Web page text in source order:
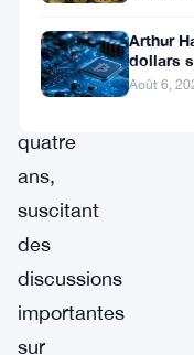
première
baisse
quatre
ans,
suscitant
des
discussions
importantes
sur
Arthur
dollars
bureau
Août 6,